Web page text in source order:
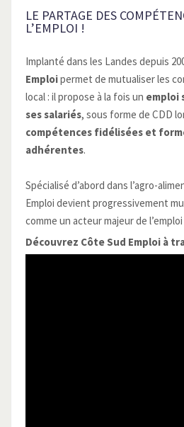
LE PARTAGE DES
L’EMPLOI !
Implanté dans les Landes depuis
Emploipermet de mutualiser les
local : il propose à la fois un emploi
ses salariés, sous forme de CDD
compétences fidélisées et
adhérentes.
Spécialisé d’abord dans l’agro-
Emploi devient progressivement
comme un acteur majeur de
Découvrez Côte Sud Emploi à